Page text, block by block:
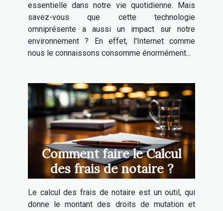
essentielle dans notre vie quotidienne. Mais
savez-vous que cette technologie
omniprésente a aussi un impact sur notre
environnement ? En effet, l'Internet comme
nous le connaissons consomme énormément...
Comment faire le Calcul
des frais de notaire ?
Le calcul des frais de notaire est un outil, qui
donne le montant des droits de mutation et